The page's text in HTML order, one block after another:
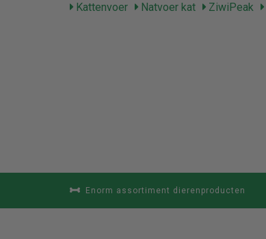
Kattenvoer
Natvoer kat ZiwiPeak
Enorm assortiment dierenproducten